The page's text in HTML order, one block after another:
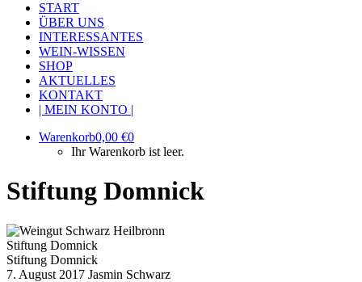
START
ÜBER UNS
INTERESSANTES
WEIN-WISSEN
SHOP
AKTUELLES
KONTAKT
| MEIN KONTO |
Warenkorb0,00 €0
Ihr Warenkorb ist leer.
Stiftung Domnick
Stiftung Domnick
Stiftung Domnick
7. August 2017 Jasmin Schwarz